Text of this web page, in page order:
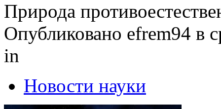
Природа
Опубликовано efrem94 в
in
Новости науки